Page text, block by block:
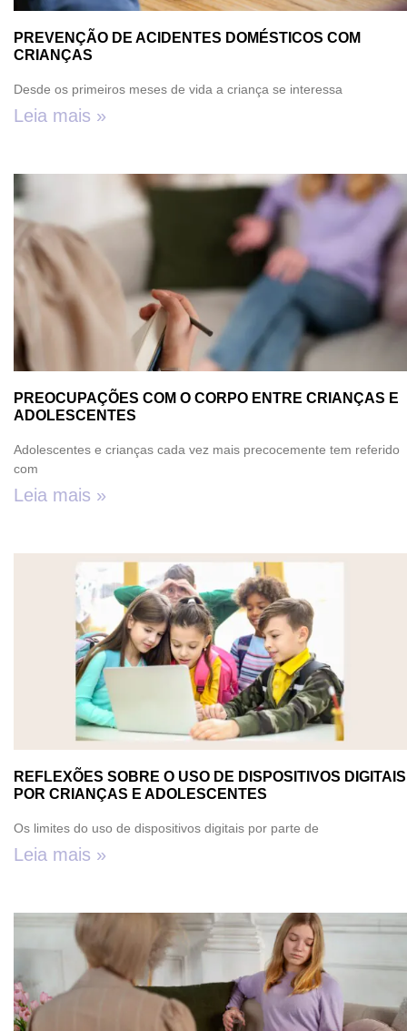
PREVENÇÃO DE ACIDENTES DOMÉSTICOS COM
CRIANÇAS
Desde os primeiros meses de vida a criança se interessa
Leia mais »
PREOCUPAÇÕES COM O CORPO ENTRE CRIANÇAS E
ADOLESCENTES
Adolescentes e crianças cada vez mais precocemente tem referido
com
Leia mais »
REFLEXÕES SOBRE O USO DE DISPOSITIVOS DIGITAIS
POR CRIANÇAS E ADOLESCENTES
Os limites do uso de dispositivos digitais por parte de
Leia mais »